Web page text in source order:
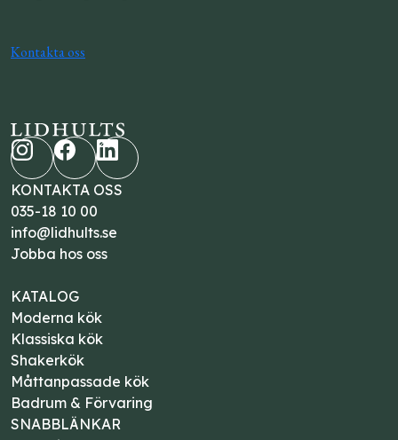
Kontakta oss
KONTAKTA OSS
035-18 10 00
info@lidhults.se
Jobba hos oss
KATALOG
Moderna kök
Klassiska kök
Shakerkök
Måttanpassade kök
Badrum & Förvaring
SNABBLÄNKAR